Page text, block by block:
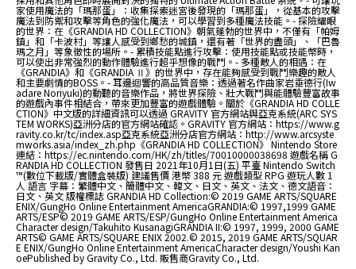
家使用魔法的「瑪那蛋」：收集探索迷宮後發現的「瑪那蛋」，從基本的攻擊
魔法到防禦和攻擊等角色的強化魔法，可以學習到多種魔法技能。- 探險耀眼
的世界：在《GRANDIA HD COLLECTION》朝氣蓬勃的世界中，不僅有「帕姆
鎮」和「卡波村」等讓人感受到鄉愁的城鎮，還有著「世界的盡頭」、「巴魯
瑪之月」等象徵性的場所。- 累積技能點進行攻擊：使用技能點或技能幣時，
可以使出非常強烈的動作體驗進行超乎想像的戰鬥。- 多種敵人的相遇：在
《GRANDIA》和《GRANDIA Ⅱ》的世界中，存在能夠感受到戰鬥樂趣的敵人
和主要劇情的BOSS。- 耳邊迴響的高品質音樂：透過著名作曲家岩垂德行(Iw
adare Noriyuki)的動聽的音樂作品，將世界探險、壯大戰鬥與能體驗豐富故事
的遊戲內事件相結合，帶來更加豐富的遊戲體驗。關於《GRANDIA HD COLLE
CTION》中文版的詳細資訊可以透過 GRAVITY 官方網站與亞克系統(ARC SYS
TEM WORKS)亞洲分店的官方網站確認。GRAVITY 官方網站：https://www.g
ravity.co.kr/tc/index.asp亞克系統亞洲分店官方網站：http://www.arcsyste
mworks.asia/index_zh.php《GRANDIA HD COLLECTION》 Nintendo Store
連結：https://ec.nintendo.com/HK/zh/titles/70010000038698 遊戲名稱 G
RANDIA HD COLLECTION 發售日 2021年10月1日(五) 平臺 Nintendo Switch
™(數位下載版/實體盒裝版) 建議售價 港幣 388 元 遊戲類型 RPG 遊玩人數 1
人 語言 字幕：繁體中文、簡體中文、韓文、日文、英文、法文、德文語音：
日文、英文 版權標誌 GRANDIA HD Collection:© 2019 GAME ARTS/SQUARE
ENIX/GungHo Online Entertainment AmericaGRANDIA:© 1997,1999 GAME
ARTS/ESP© 2019 GAME ARTS/ESP/GungHo Online Entertainment America
Character design/Takuhito KusanagiGRANDIA II:© 1997, 1999, 2000 GAME
ARTS© GAME ARTS/SQUARE ENIX 2002.© 2015, 2019 GAME ARTS/SQUAR
E ENIX/GungHo Online Entertainment AmericaCharacter design/Youshi Kan
oePublished by Gravity Co., Ltd. 販售商Gravity Co., Ltd.